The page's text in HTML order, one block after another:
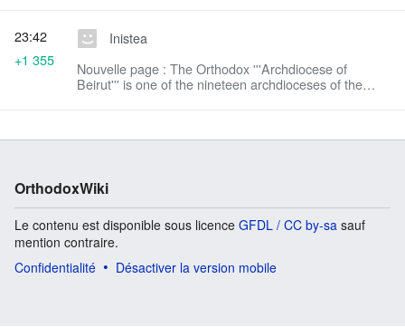
Inistea
Nouvelle page : The Orthodox '''Archdiocese of
Beirut''' is one of the nineteen archdioceses of the
23:42
+1 355
OrthodoxWiki
Le contenu est disponible sous licence GFDL / CC by-sa sauf
mention contraire.
Confidentialité
Désactiver la version mobile